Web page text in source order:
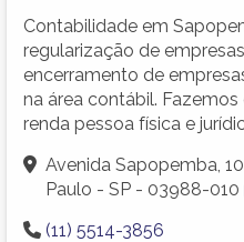
Contabilidade em
regularização de
encerramento de
na área contábil.
renda pessoa física e
Avenida Sapopemba,
Paulo - SP - 03988-010
(11) 5514-3856